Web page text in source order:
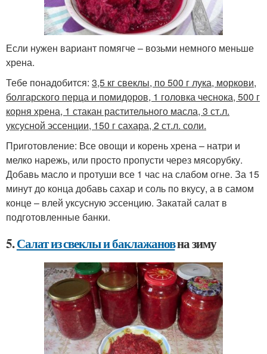
Если нужен вариант помягче – возьми немного меньше
хрена.
Тебе понадобится: 3,5 кг свеклы, по 500 г лука, моркови,
болгарского перца и помидоров, 1 головка чеснока, 500 г
корня хрена, 1 стакан растительного масла, 3 ст.л.
уксусной эссенции, 150 г сахара, 2 ст.л. соли.
Приготовление: Все овощи и корень хрена – натри и
мелко нарежь, или просто пропусти через мясорубку.
Добавь масло и протуши все 1 час на слабом огне. За 15
минут до конца добавь сахар и соль по вкусу, а в самом
конце – влей уксусную эссенцию. Закатай салат в
подготовленные банки.
5.Салат из свеклы и баклажановна зиму